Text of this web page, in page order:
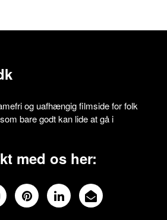
og uafhængig filmside for folk
bare godt kan lide at gå i
med os her: